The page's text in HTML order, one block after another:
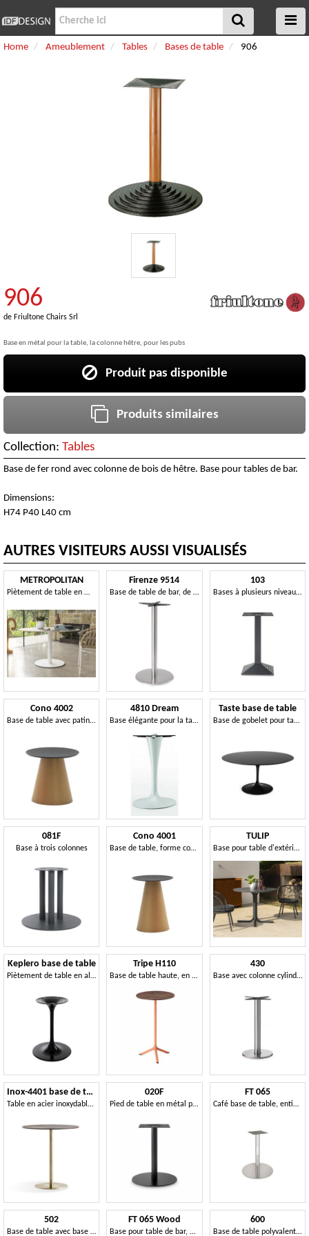
Home Ameublement Tables Bases de table 906
906
de Friultone Chairs Srl
Base en métal pour la table, la colonne hêtre, pour les pubs
Produit pas disponible
Produits similaires
Collection: Tables
Base de fer rond avec colonne de bois de hêtre. Base pour tables de bar.
Dimensions:
H74 P40 L40 cm
AUTRES VISITEURS AUSSI VISUALISÉS
METROPOLITAN
Piètement de table en métal
Firenze 9514
Base de table de bar, de base et la colonne dans la colonne
103
Bases à plusieurs niveaux pour les tables de contrat
Cono 4002
Base de table avec patins réglables
4810 Dream
Base élégante pour la table de barre
Taste base de table
Base de gobelet pour table
081F
Base à trois colonnes
Cono 4001
Base de table, forme conique
TULIP
Base pour table d'extérieur, en métal
Keplero base de table
Piètement de table en aluminium, au design moderne
Tripe H110
Base de table haute, en métal peint
430
Base avec colonne cylindrique
Inox-4401 base de table
Table en acier inoxydable pour bar
020F
Pied de table en métal pratique
FT 065
Café base de table, entièrement en acier poli
502
Base de table avec base ovale
FT 065 Wood
Base pour table de bar, avec une colonne ronde en bois
600
Base de table polyvalente et fonctionnelle